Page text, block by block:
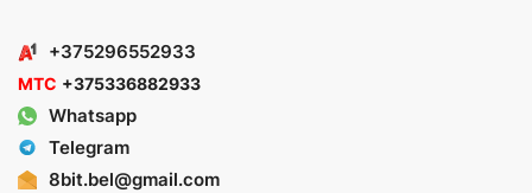
+375296552933
МТС +375336882933
Whatsapp
Telegram
8bit.bel@gmail.com